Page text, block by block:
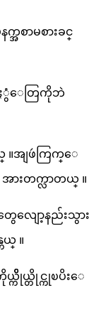
အစာမစားခင္
ႏွံေတြကိုဘဲ
။အျဖဴကြက္ေ
ားတက္လာတယ္ ။
လျော့နည်းသွား
ယ္ ။
ကိိုယ္တိုင္ကုၿပိးေ